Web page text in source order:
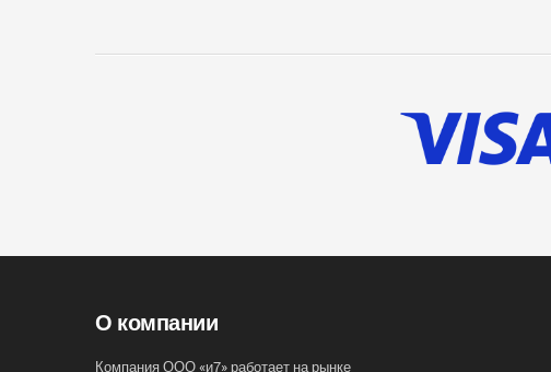
О компании
Компания ООО «и7» работает на рынке